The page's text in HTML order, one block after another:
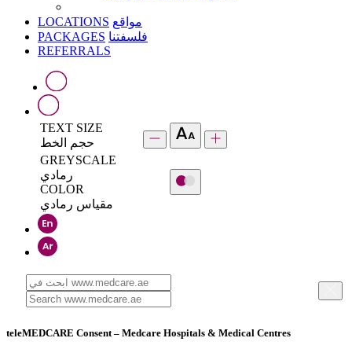
LOCATIONS مواقع
PACKAGES فلسفتنا
REFERRALS
TEXT SIZE
حجم الخط
GREYSCALE
رمادي
COLOR
مقياس رمادي
teleMEDCARE Consent – Medcare Hospitals & Medical Centres